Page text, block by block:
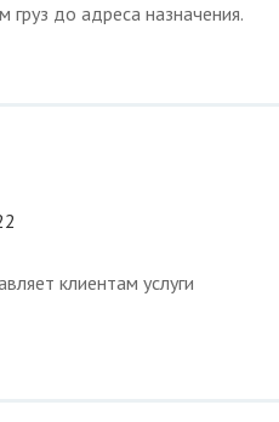
до адреса назначения.
клиентам услуги